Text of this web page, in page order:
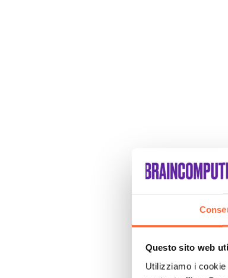
Questo sito web
Utilizziamo i